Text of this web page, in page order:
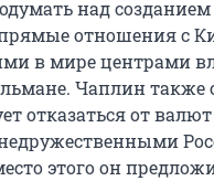
над
отношения с
в мире центрами
Чаплин также
отказаться от
этого он